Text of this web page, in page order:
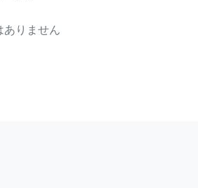
ありません